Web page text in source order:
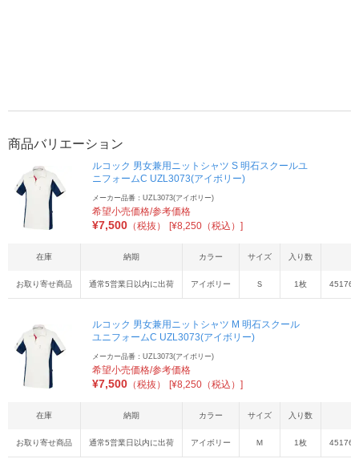
商品バリエーション
ルコック 男女兼用ニットシャツ S 明石スクールユ
ニフォームC UZL3073(アイボリー)
メーカー品番：UZL3073(アイボリー)
希望小売価格/参考価格
¥7,500 （税抜） [¥8,250（税込）]
在庫 納期 カラー サイズ 入り数
お取り寄せ商品 通常5営業日以内に出荷 アイボリー Ｓ 1枚
ルコック 男女兼用ニットシャツ M 明石スクール
ユニフォームC UZL3073(アイボリー)
メーカー品番：UZL3073(アイボリー)
希望小売価格/参考価格
¥7,500 （税抜） [¥8,250（税込）]
在庫 納期 カラー サイズ 入り数
お取り寄せ商品 通常5営業日以内に出荷 アイボリー Ｍ 1枚